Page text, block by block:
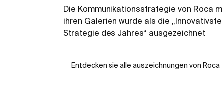
Die Kommunikationsstrategie von Roca
ihren Galerien wurde als die „Innovativste
Strategie des Jahres“ ausgezeichnet
Entdecken sie alle auszeichnungen von Roca